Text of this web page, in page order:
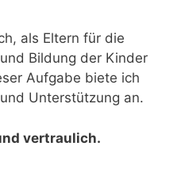
als Eltern für die
Bildung der Kinder
Aufgabe biete ich
Unterstützung an.
vertraulich.